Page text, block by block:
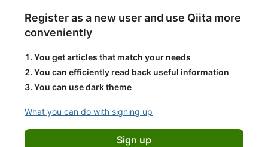
Register as a new user and use Qiita more
conveniently
You get articles that match your needs
You can efficiently read back useful information
You can use dark theme
What you can do with signing up
Sign up